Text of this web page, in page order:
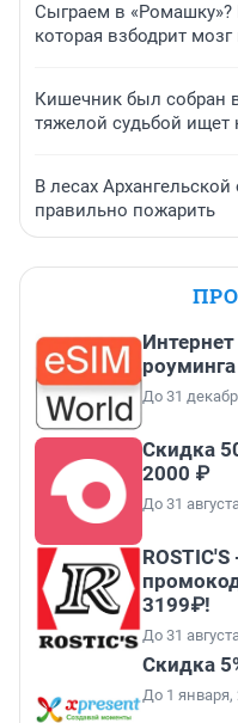
Сыграем в
которая взбодрит
Кишечник был собран
тяжелой судьбой
В лесах
правильно пожарить
До 31
Скидка
2000 ₽
До 31
3199₽!
До 31
Скидка
До 1 января,